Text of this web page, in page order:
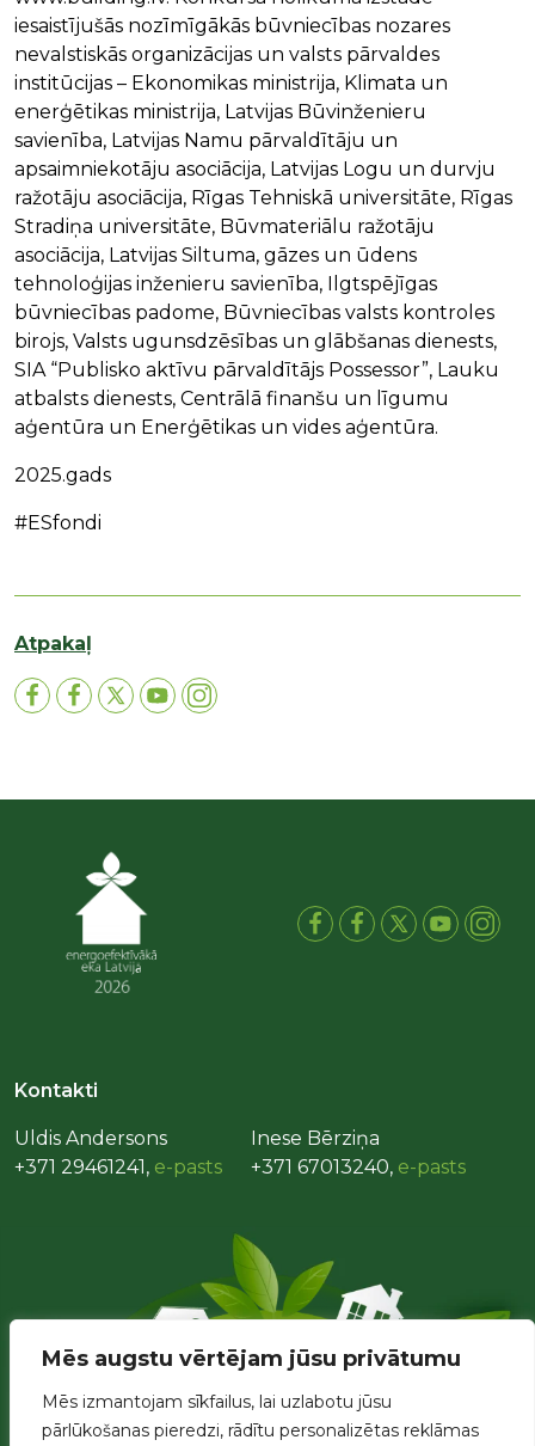
Mēs augstu vērtējam jūsu privātumu
Mēs izmantojam sīkfailus, lai uzlabotu jūsu
pārlūkošanas pieredzi, rādītu personalizētas reklāmas
iesaistījušās nozīmīgākās būvniecības nozares
nevalstiskās organizācijas un valsts pārvaldes
institūcijas – Ekonomikas ministrija, Klimata un
enerģētikas ministrija, Latvijas Būvinženieru
savienība, Latvijas Namu pārvaldītāju un
apsaimniekotāju asociācija, Latvijas Logu un durvju
ražotāju asociācija, Rīgas Tehniskā universitāte, Rīgas
Stradiņa universitāte, Būvmateriālu ražotāju
asociācija, Latvijas Siltuma, gāzes un ūdens
tehnoloģijas inženieru savienība, Ilgtspējīgas
būvniecības padome, Būvniecības valsts kontroles
birojs, Valsts ugunsdzēsības un glābšanas dienests,
SIA “Publisko aktīvu pārvaldītājs Possessor”, Lauku
atbalsts dienests, Centrālā finanšu un līgumu
aģentūra un Enerģētikas un vides aģentūra.
2025.gads
#ESfondi ⁨
Atpakaļ
Kontakti
Uldis Andersons
+371 29461241, e-pasts
Inese Bērziņa
+371 67013240, e-pasts